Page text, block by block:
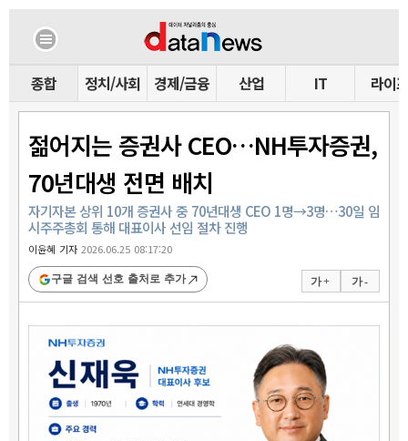
종합 정치/사회 경제/금융 산업 IT 라이프
젊어지는 증권사 CEO…NH투자증권,
70년대생 전면 배치
자기자본 상위 10개 증권사 중 70년대생 CEO 1명→3명…30일 임
시주주총회 통해 대표이사 선임 절차 진행
이윤혜 기자2026.06.25 08:17:20
가 + 가 -
구글 검색 선호 출처로 추가